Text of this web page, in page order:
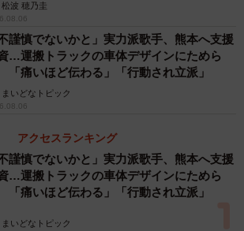
状的に隠れ場所、身を守る場所として
ピアノの下には決して入らないように
社担当者）
次のようなQ＆Aも掲載しています。
アノが倒れたニュースを見ましたが、
か？
大きいため、地震の時は危険です。揺
松波 穂乃圭
不謹慎でないかと」実力派歌手、熊本へ支援
…運搬トラックの車体デザインにためら
痛いほど伝わる」「行動され立派」
まいどなトピック
アクセスランキング
不謹慎でないかと」実力派歌手、熊本へ支援
…運搬トラックの車体デザインにためら
痛いほど伝わる」「行動され立派」
まいどなトピック